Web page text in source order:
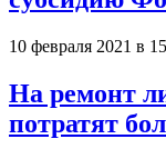
10 февраля 2021 в
На ремонт
потратят